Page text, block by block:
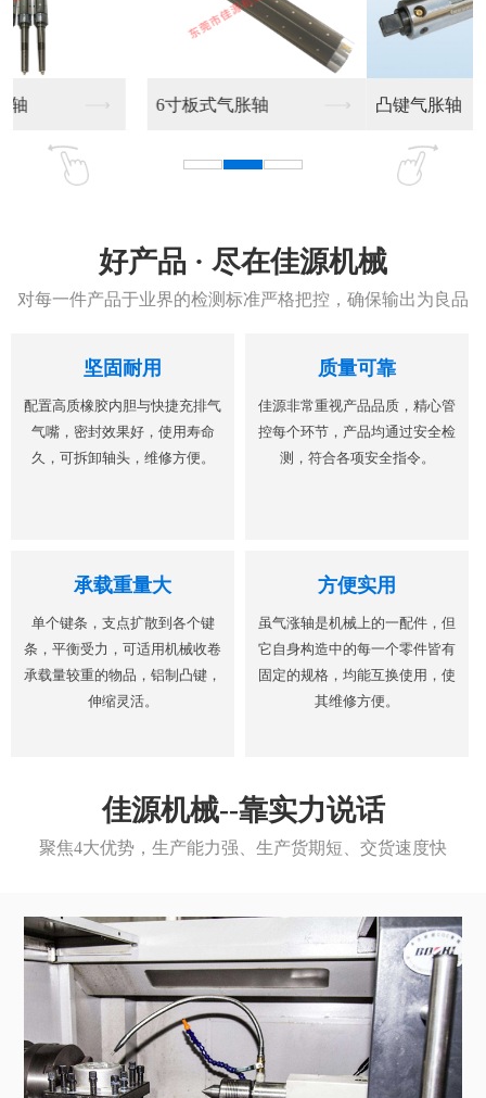
凸键气胀轴 凸键气胀轴加工销售
好产品 · 尽在佳源机械
对每一件产品于业界的检测标准严格把控，确保输出为良品
坚固耐用
配置高质橡胶内胆与快捷充排气
气嘴，密封效果好，使用寿命
久，可拆卸轴头，维修方便。
质量可靠
佳源非常重视产品品质，精心管
控每个环节，产品均通过安全检
测，符合各项安全指令。
承载重量大
单个键条，支点扩散到各个键
条，平衡受力，可适用机械收卷
承载量较重的物品，铝制凸键，
伸缩灵活。
方便实用
虽气涨轴是机械上的一配件，但
它自身构造中的每一个零件皆有
固定的规格，均能互换使用，使
其维修方便。
佳源机械--靠实力说话
聚焦4大优势，生产能力强、生产货期短、交货速度快